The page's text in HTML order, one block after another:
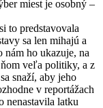
miest je osobný –
to predstavovala
sa len mihajú a
nám ho ukazuje, na
ňom veľa politiky, a z
snaží, aby jeho
v reportážach
nenastavila latku